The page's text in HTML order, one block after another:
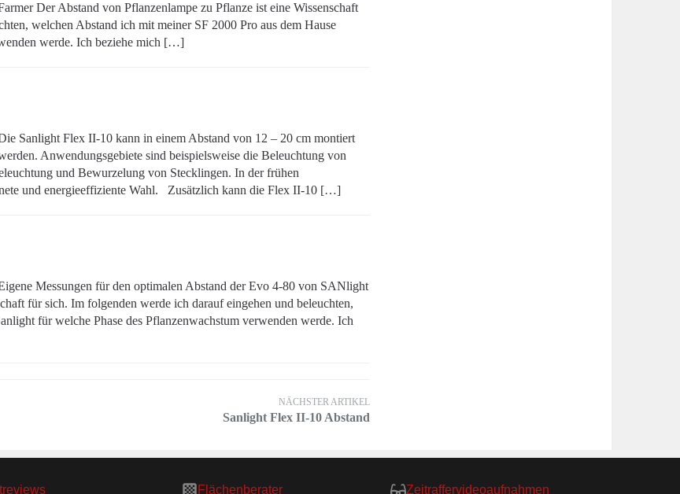
Der Abstand von Pflanzenlampe zu Pflanze ist eine Wissenschaft
welchen Abstand ich mit meiner SF 2000 Pro aus dem Hause
werde. Ich beziehe mich […]
Sanlight Flex II-10 kann in einem Abstand von 12 – 20 cm montiert
Anwendungsgebiete sind beispielsweise die Beleuchtung von
und Bewurzelung von Stecklingen. In der frühen
und energieeffiziente Wahl. Zusätzlich kann die Flex II-10 […]
Messungen für den optimalen Abstand der Evo 4-80 von SANlight
für sich. Im folgenden werde ich darauf eingehen und beleuchten,
für welche Phase des Pflanzenwachstum verwenden werde. Ich
NÄCHSTER ARTIKEL
Sanlight Flex II-10 Abstand
Flächenberater Zeitraffervideoaufnahmen